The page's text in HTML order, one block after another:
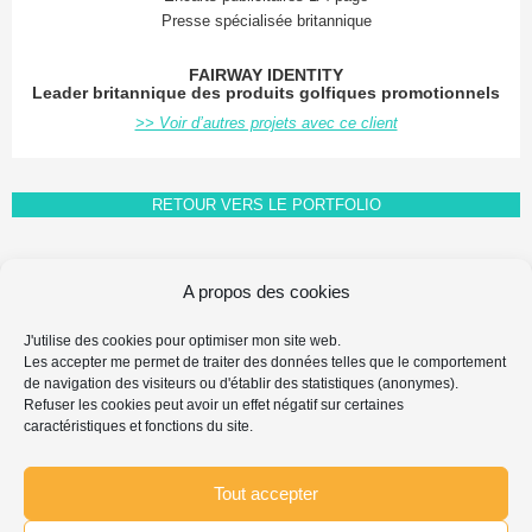
A propos des cookies
J'utilise des cookies pour optimiser mon site web.
Les accepter me permet de traiter des données telles que le comportement
de navigation des visiteurs ou d'établir des statistiques (anonymes).
Refuser les cookies peut avoir un effet négatif sur certaines
caractéristiques et fonctions du site.
Tout accepter
Presse spécialisée britannique
FAIRWAY IDENTITY
Leader britannique des produits golfiques promotionnels
>> Voir d’autres projets avec ce client
RETOUR VERS LE PORTFOLIO
MENTIONS LÉGALES & PROPRIÉTÉ INTELLECTUELLE
PROTECTION DES DONNÉES PERSONNELLES
POLITIQUE DE COOKIES
Chercher